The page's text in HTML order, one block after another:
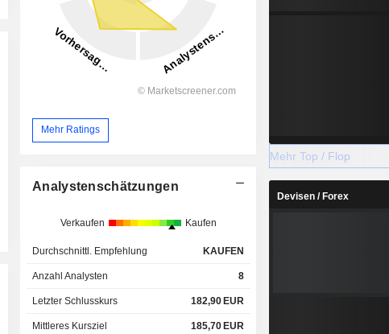
Mehr Ratings
Analystenschätzungen
Verkaufen Kaufen
Durchschnittl. Empfehlung KAUFEN
Anzahl Analysten 8
Letzter Schlusskurs 182,90 EUR
Mittleres Kursziel 185,70 EUR
Mehr Top / Flop
Devisen / Forex